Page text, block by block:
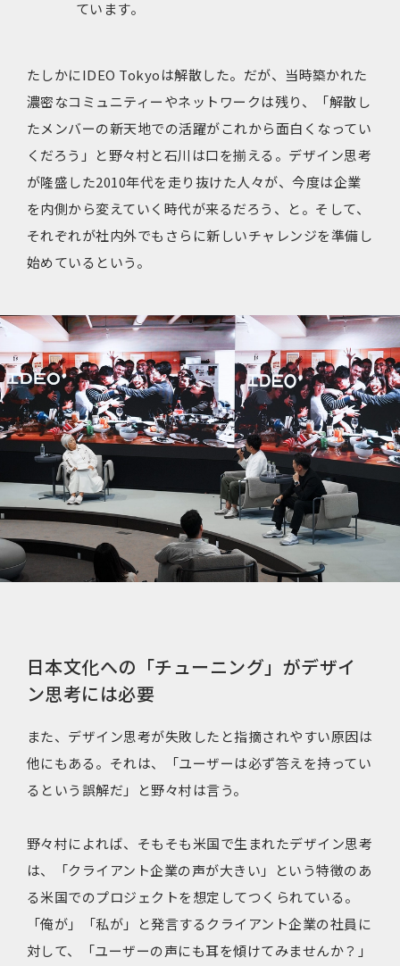
ています。
たしかにIDEO Tokyoは解散した。だが、当時築かれた
濃密なコミュニティーやネットワークは残り、「解散し
たメンバーの新天地での活躍がこれから面白くなってい
くだろう」と野々村と石川は口を揃える。デザイン思考
が隆盛した2010年代を走り抜けた人々が、今度は企業
を内側から変えていく時代が来るだろう、と。そして、
それぞれが社内外でもさらに新しいチャレンジを準備し
始めているという。
日本文化への「チューニング」がデザイ
ン思考には必要
また、デザイン思考が失敗したと指摘されやすい原因は
他にもある。それは、「ユーザーは必ず答えを持ってい
るという誤解だ」と野々村は言う。
野々村によれば、そもそも米国で生まれたデザイン思考
は、「クライアント企業の声が大きい」という特徴のあ
る米国でのプロジェクトを想定してつくられている。
「俺が」「私が」と発言するクライアント企業の社員に
対して、「ユーザーの声にも耳を傾けてみませんか？」